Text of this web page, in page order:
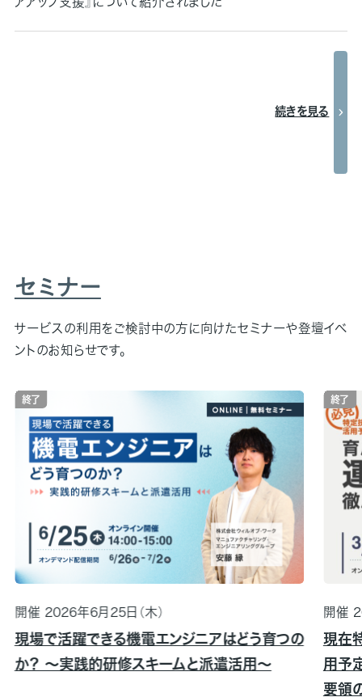
続きを見る
セミナー
サービスの利用をご検討中の方に向けたセミナーや登壇イベ
ントのお知らせです。
終了
開催 2026年6月25日（木）
現場で活躍できる機電エンジニアはどう育つの
か？ 〜実践的研修スキームと派遣活用〜
終了
開催
現在
用予
要領